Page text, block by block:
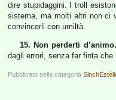
dire stupidaggini. I troll
sistema, ma molti altri non ci
convincerli con umiltà.
15. Non perderti d’animo.
dagli errori, senza far finta
Pubblicato nella categoria